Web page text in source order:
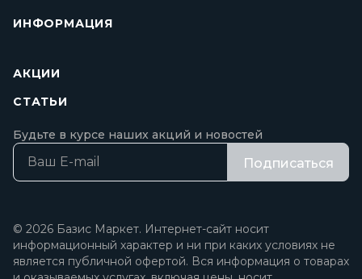
ИНФОРМАЦИЯ
АКЦИИ
СТАТЬИ
Будьте в курсе наших акций и новостей
Подписаться
© 2026 Базис Маркет. Интернет-сайт носит
информационный характер и ни при каких условиях не
является публичной офертой. Вся информация о товарах